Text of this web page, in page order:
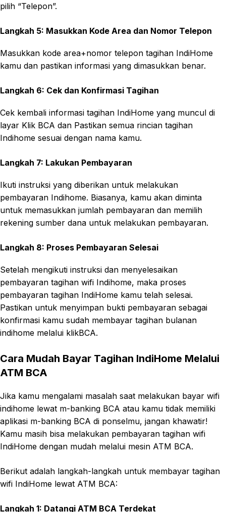
pilih “Telepon”.
Langkah 5: Masukkan Kode Area dan Nomor Telepon
Masukkan kode area+nomor telepon tagihan IndiHome
kamu dan pastikan informasi yang dimasukkan benar.
Langkah 6: Cek dan Konfirmasi Tagihan
Cek kembali informasi tagihan IndiHome yang muncul di
layar Klik BCA dan Pastikan semua rincian tagihan
Indihome sesuai dengan nama kamu.
Langkah 7: Lakukan Pembayaran
Ikuti instruksi yang diberikan untuk melakukan
pembayaran Indihome. Biasanya, kamu akan diminta
untuk memasukkan jumlah pembayaran dan memilih
rekening sumber dana untuk melakukan pembayaran.
Langkah 8: Proses Pembayaran Selesai
Setelah mengikuti instruksi dan menyelesaikan
pembayaran tagihan wifi Indihome, maka proses
pembayaran tagihan IndiHome kamu telah selesai.
Pastikan untuk menyimpan bukti pembayaran sebagai
konfirmasi kamu sudah membayar tagihan bulanan
indihome melalui klikBCA.
Cara Mudah Bayar Tagihan IndiHome Melalui
ATM BCA
Jika kamu mengalami masalah saat melakukan bayar wifi
indihome lewat m-banking BCA atau kamu tidak memiliki
aplikasi m-banking BCA di ponselmu, jangan khawatir!
Kamu masih bisa melakukan pembayaran tagihan wifi
IndiHome dengan mudah melalui mesin ATM BCA.
Berikut adalah langkah-langkah untuk membayar tagihan
wifi IndiHome lewat ATM BCA:
Langkah 1: Datangi ATM BCA Terdekat